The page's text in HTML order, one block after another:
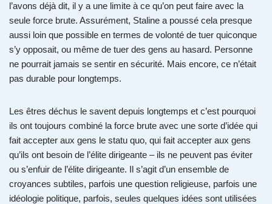
l’avons déjà dit, il y a une limite à ce qu’on peut faire avec la
seule force brute. Assurément, Staline a poussé cela presque
aussi loin que possible en termes de volonté de tuer quiconque
s’y opposait, ou même de tuer des gens au hasard. Personne
ne pourrait jamais se sentir en sécurité. Mais encore, ce n’était
pas durable pour longtemps.
Les êtres déchus le savent depuis longtemps et c’est pourquoi
ils ont toujours combiné la force brute avec une sorte d’idée qui
fait accepter aux gens le statu quo, qui fait accepter aux gens
qu’ils ont besoin de l’élite dirigeante – ils ne peuvent pas éviter
ou s’enfuir de l’élite dirigeante. Il s’agit d’un ensemble de
croyances subtiles, parfois une question religieuse, parfois une
idéologie politique, parfois, seules quelques idées sont utilisées